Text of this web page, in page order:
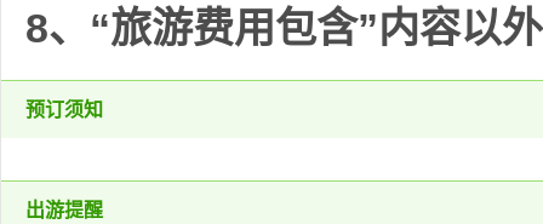
8、“旅游费用包含”内容以
预订须知
出游提醒